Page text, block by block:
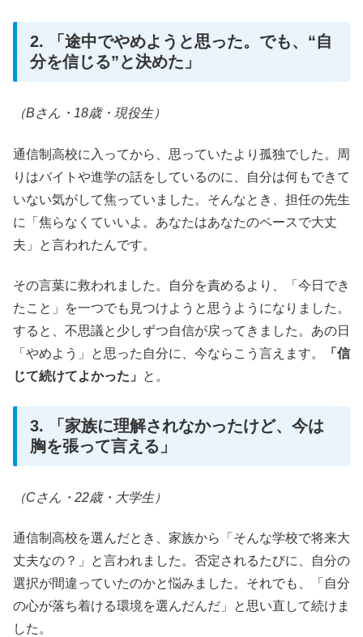
2. 「途中でやめようと思った。でも、“自
分を信じる”と決めた」
（Bさん・18歳・現役生）
通信制高校に入ってから、思っていたより孤独でした。周
りはバイトや進学の話をしているのに、自分は何もできて
いない気がして焦っていました。そんなとき、担任の先生
に「焦らなくていいよ。あなたはあなたのペースで大丈
夫」と言われたんです。
その言葉に救われました。自分を責めるより、「今日でき
たこと」を一つでも見つけようと思うようになりました。
すると、不思議と少しずつ自信が戻ってきました。あの日
「やめよう」と思った自分に、今ならこう言えます。
「信
じて続けてよかった」
と。
3. 「家族に理解されなかったけど、今は
胸を張って言える」
（Cさん・22歳・大学生）
通信制高校を選んだとき、家族から「そんな学校で将来大
丈夫なの？」と言われました。否定されるたびに、自分の
選択が間違っていたのかと悩みました。それでも、「自分
の心が落ち着ける環境を選んだんだ」と思い直して続けま
した。